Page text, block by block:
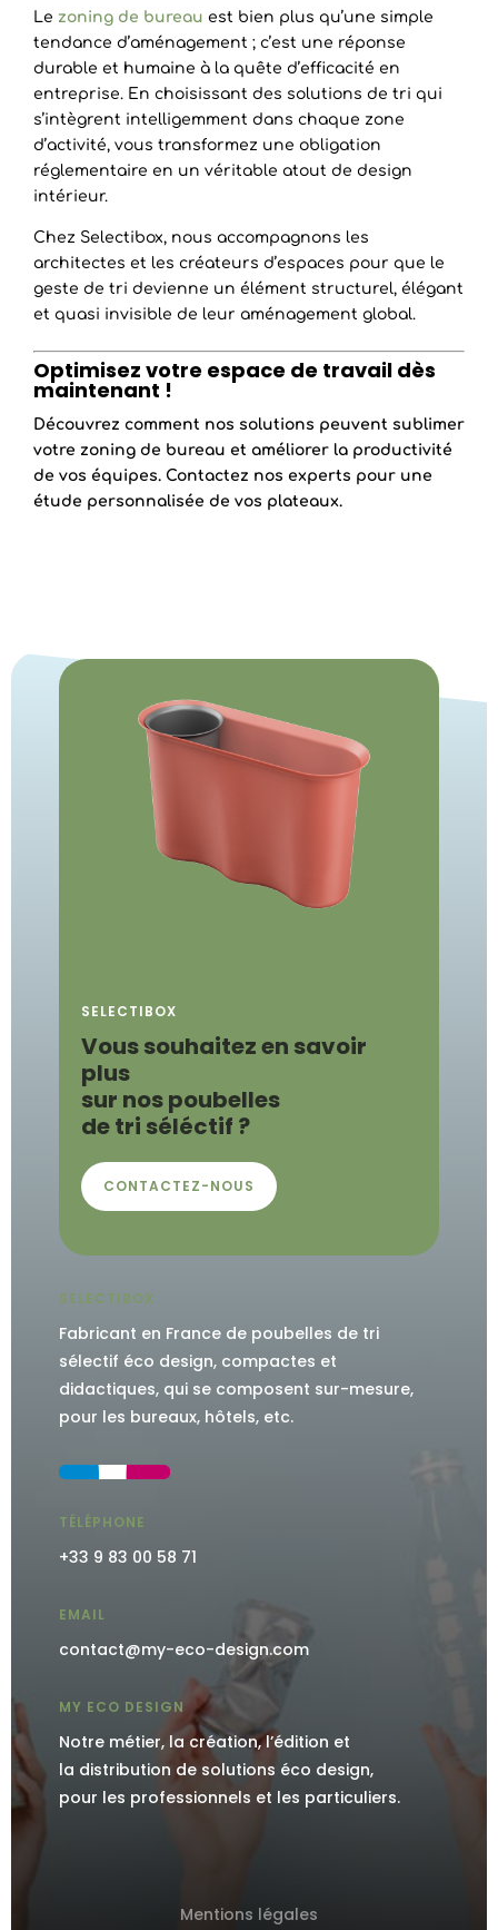
Le zoning de bureau est bien plus qu’une simple
tendance d’aménagement ; c’est une réponse
durable et humaine à la quête d’efficacité en
entreprise. En choisissant des solutions de tri qui
s’intègrent intelligemment dans chaque zone
d’activité, vous transformez une obligation
réglementaire en un véritable atout de design
intérieur.
Chez Selectibox, nous accompagnons les
architectes et les créateurs d’espaces pour que le
geste de tri devienne un élément structurel, élégant
et quasi invisible de leur aménagement global.
Optimisez votre espace de travail dès
maintenant !
Découvrez comment nos solutions peuvent sublimer
votre zoning de bureau et améliorer la productivité
de vos équipes. Contactez nos experts pour une
étude personnalisée de vos plateaux.
SELECTIBOX
Vous souhaitez en savoir
plus
sur nos poubelles
de tri séléctif ?
CONTACTEZ-NOUS
SELECTIBOX
Fabricant en France de poubelles de tri
sélectif éco design, compactes et
didactiques, qui se composent sur-mesure,
pour les bureaux, hôtels, etc.
TÉLÉPHONE
+33 9 83 00 58 71
EMAIL
contact@my-eco-design.com
MY ECO DESIGN
Notre métier, la création, l’édition et
la distribution de solutions éco design,
pour les professionnels et les particuliers.
Mentions légales